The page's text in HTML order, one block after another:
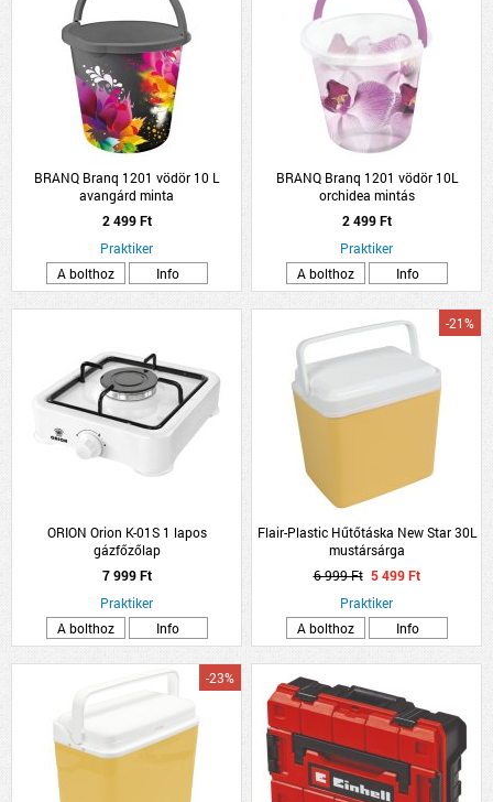
BRANQ Branq 1201 vödör 10 L
avangárd minta
2 499 Ft
Praktiker
A bolthoz
Info
BRANQ Branq 1201 vödör 10L
orchidea mintás
2 499 Ft
Praktiker
A bolthoz
Info
ORION Orion K-01S 1 lapos
gázfőzőlap
7 999 Ft
Praktiker
A bolthoz
Info
Flair-Plastic Hűtőtáska New Star 30L
mustársárga
-21%
6 999 Ft 5 499 Ft
Praktiker
A bolthoz
Info
-23%